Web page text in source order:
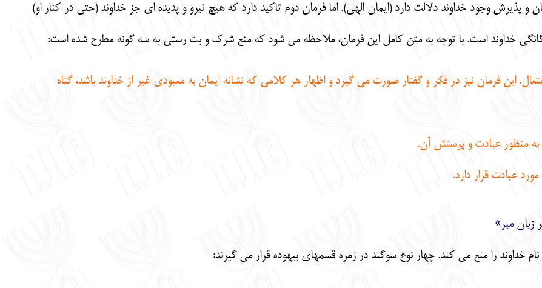
و پذيرش وجود خداوند دلالت دارد (ايمان الهي). اما فرمان دوم تاكيد دارد كه هيچ نيرو و پديده اي جز خداوند (حتي در كنار او)
خداوند است. با توجه به متن كامل اين فرمان، ملاحظه مي شود كه منع شرك و بت رستي به سه گونه مطرح شده است:
اين فرمان نيز در فكر و گفتار صورت مي گيرد و اظهار هر كلامي كه نشانه ايمان به معبودي غير از خداوند باشد، گناه
به منظور عبادت و پرستش آن.
عبادت قرار دارد.
زبان مبر»
خداوند را منع مي كند. چهار نوع سوگند در زمره قسمهاي بيهوده قرار مي گيرند: